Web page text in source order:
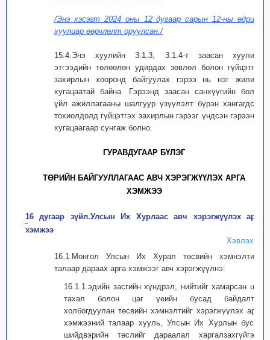
/Энэ хэсэгт 2024 оны 12 дугаар сарын 12-ны өдрийн
хуулиар өөрчлөлт оруулсан./
15.4.Энэ хуулийн 3.1.3, 3.1.4-т заасан хуулийн
этгээдийн төлөөлөн удирдах зөвлөл болон гүйцэтгэх
захирлын хооронд байгуулах гэрээ нь нэг жилийн
хугацаатай байна. Гэрээнд заасан санхүүгийн болон
үйл ажиллагааны шалгуур үзүүлэлт бүрэн хангагдсан
тохиолдолд гүйцэтгэх захирлын гэрээг үндсэн гэрээний
хугацаагаар сунгаж болно.
ГУРАВДУГААР БҮЛЭГ
ТӨРИЙН БАЙГУУЛЛАГААС АВЧ ХЭРЭГЖҮҮЛЭХ АРГА
ХЭМЖЭЭ
16 дугаар зүйл.Улсын Их Хурлаас авч хэрэгжүүлэх арга
хэмжээ
Хэвлэх
16.1.Монгол Улсын Их Хурал төсвийн хэмнэлтийн
талаар дараах арга хэмжээг авч хэрэгжүүлнэ:
16.1.1.эдийн засгийн хүндрэл, нийтийг хамарсан цар
тахал болон цаг үеийн бусад байдалтай
холбогдуулан төсвийн хэмнэлтийг хэрэгжүүлэх арга
хэмжээний талаар хууль, Улсын Их Хурлын бусад
шийдвэрийн төслийг дараалал харгалзахгүйгээр